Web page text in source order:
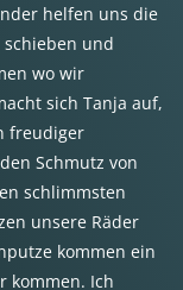
helfen uns die
schieben und
wo wir
sich Tanja auf,
freudiger
Schmutz von
schlimmsten
unsere Räder
kommen ein
kommen. Ich